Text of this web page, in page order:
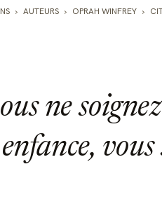
AUTEURS OPRAH WINFREY
ne
enfance,